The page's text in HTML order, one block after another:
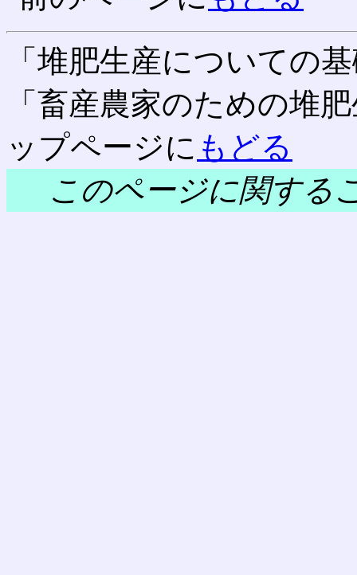
「堆肥生産についての
「畜産農家のための堆
ップページに もどる
このページに関する